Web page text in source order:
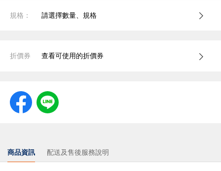
規格： 請選擇數量、規格
折價券 查看可使用的折價券
商品資訊 配送及售後服務說明